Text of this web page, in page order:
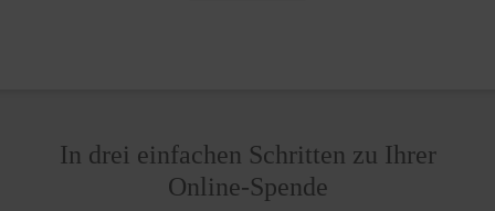
In drei einfachen Schritten zu Ihrer
Online-Spende